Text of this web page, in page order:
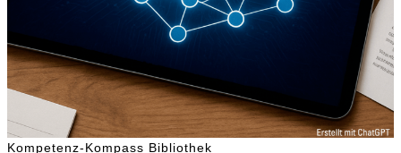
Kompetenz-Kompass Bibliothek